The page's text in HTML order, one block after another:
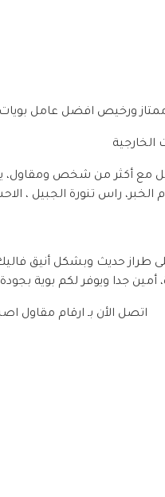
ممتاز ورخيص افضل عامل
الخارجية
أكثر من شخص ومقاول،
راس تنورة الجبيل ،
طراز حديث وبشكل أنيق
أمين جدا ويوفر لكم بوية
اتصل الأن بـ ارقام مقاول